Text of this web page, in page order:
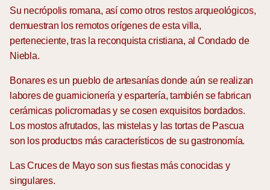
Su necrópolis romana, así como otros restos arqueológicos,
demuestran los remotos orígenes de esta villa,
perteneciente, tras la reconquista cristiana, al Condado de
Niebla.
Bonares es un pueblo de artesanías donde aún se realizan
labores de guarnicionería y espartería, también se fabrican
cerámicas policromadas y se cosen exquisitos bordados.
Los mostos afrutados, las mistelas y las tortas de Pascua
son los productos más característicos de su gastronomía.
Las Cruces de Mayo son sus fiestas más conocidas y
singulares.